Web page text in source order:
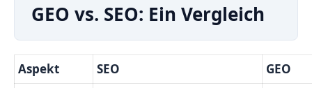
GEO vs. SEO: Ein Vergleich
Aspekt SEO GEO